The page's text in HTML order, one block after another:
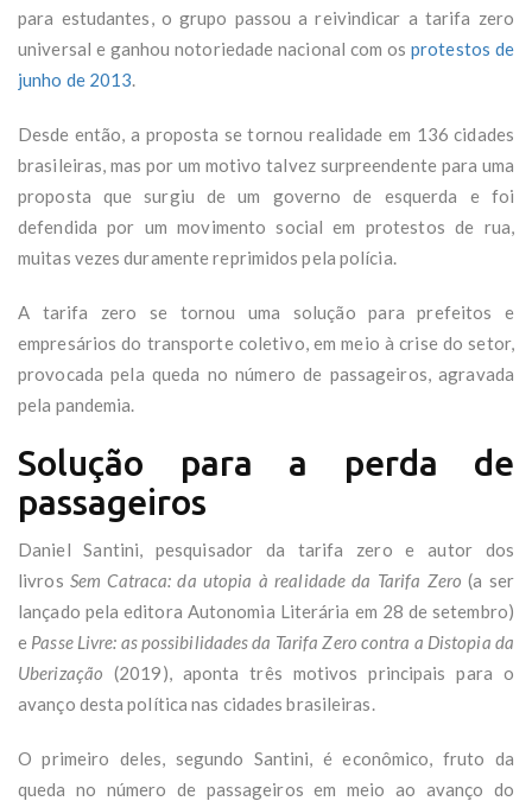
para estudantes, o grupo passou a reivindicar a tarifa zero
universal e ganhou notoriedade nacional com osprotestos de
junho de 2013.
Desde então, a proposta se tornou realidade em 136 cidades
brasileiras, mas por um motivo talvez surpreendente para uma
proposta que surgiu de um governo de esquerda e foi
defendida por um movimento social em protestos de rua,
muitas vezes duramente reprimidos pela polícia.
A tarifa zero se tornou uma solução para prefeitos e
empresários do transporte coletivo, em meio à crise do setor,
provocada pela queda no número de passageiros, agravada
pela pandemia.
Solução para a perda de
passageiros
Daniel Santini, pesquisador da tarifa zero e autor dos
livros Sem Catraca: da utopia à realidade da Tarifa Zero (a ser
lançado pela editora Autonomia Literária em 28 de setembro)
e Passe Livre: as possibilidades da Tarifa Zero contra a Distopia da
Uberização (2019), aponta três motivos principais para o
avanço desta política nas cidades brasileiras.
O primeiro deles, segundo Santini, é econômico, fruto da
queda no número de passageiros em meio ao avanço do